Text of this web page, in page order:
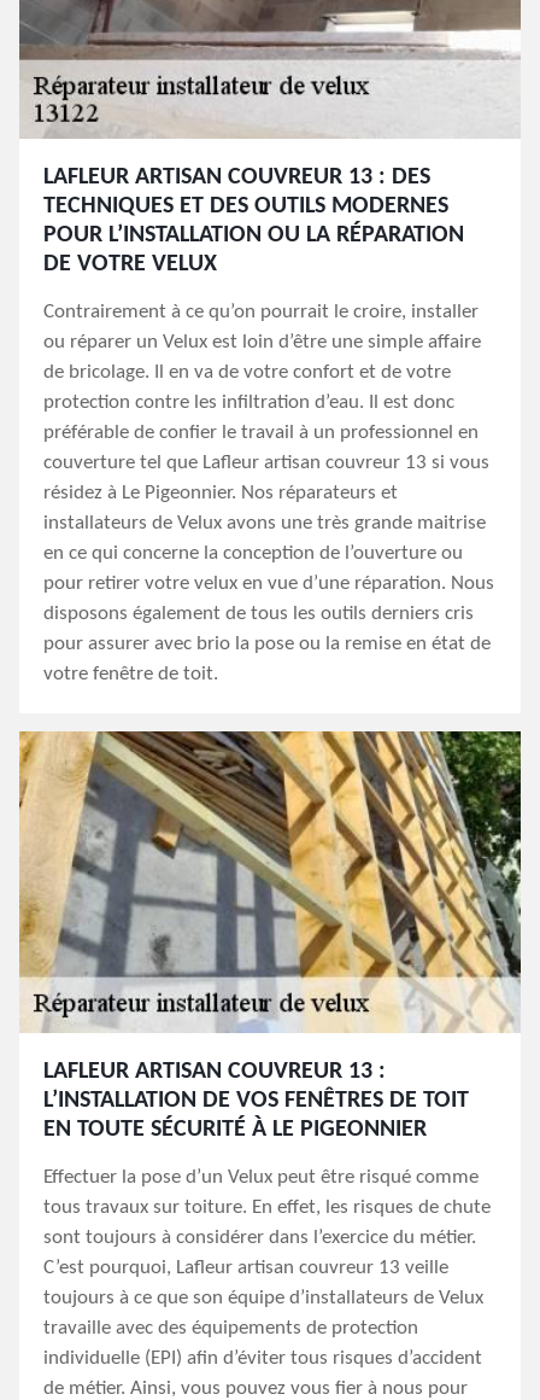
LAFLEUR ARTISAN COUVREUR 13 : DES
TECHNIQUES ET DES OUTILS MODERNES
POUR L’INSTALLATION OU LA RÉPARATION
DE VOTRE VELUX
Contrairement à ce qu’on pourrait le croire, installer
ou réparer un Velux est loin d’être une simple affaire
de bricolage. Il en va de votre confort et de votre
protection contre les infiltration d’eau. Il est donc
préférable de confier le travail à un professionnel en
couverture tel que Lafleur artisan couvreur 13 si vous
résidez à Le Pigeonnier. Nos réparateurs et
installateurs de Velux avons une très grande maitrise
en ce qui concerne la conception de l’ouverture ou
pour retirer votre velux en vue d’une réparation. Nous
disposons également de tous les outils derniers cris
pour assurer avec brio la pose ou la remise en état de
votre fenêtre de toit.
LAFLEUR ARTISAN COUVREUR 13 :
L’INSTALLATION DE VOS FENÊTRES DE TOIT
EN TOUTE SÉCURITÉ À LE PIGEONNIER
Effectuer la pose d’un Velux peut être risqué comme
tous travaux sur toiture. En effet, les risques de chute
sont toujours à considérer dans l’exercice du métier.
C’est pourquoi, Lafleur artisan couvreur 13 veille
toujours à ce que son équipe d’installateurs de Velux
travaille avec des équipements de protection
individuelle (EPI) afin d’éviter tous risques d’accident
de métier. Ainsi, vous pouvez vous fier à nous pour